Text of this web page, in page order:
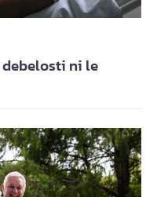
ni le